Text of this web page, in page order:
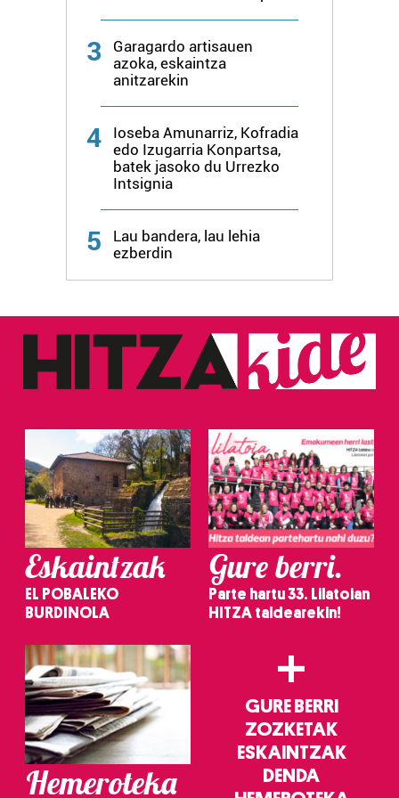
3
Garagardo artisauen
azoka, eskaintza
anitzarekin
4
Ioseba Amunarriz, Kofradia
edo Izugarria Konpartsa,
batek jasoko du Urrezko
Intsignia
5
Lau bandera, lau lehia
ezberdin
Eskaintzak
EL POBALEKO
BURDINOLA
Gure berri.
Parte hartu 33. Lilatoian
HITZA taldearekin!
Hemeroteka
+
GURE BERRI
ZOZKETAK
ESKAINTZAK
DENDA